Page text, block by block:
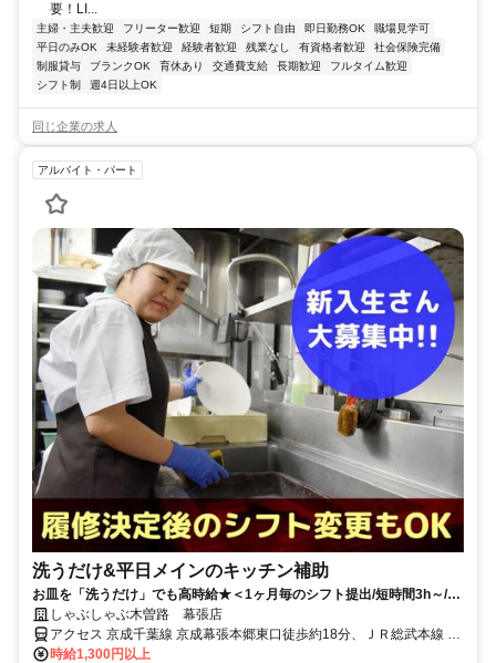
要！LI...
主婦・主夫歓迎 フリーター歓迎 短期 シフト自由 即日勤務OK
職場見学可
平日のみOK
未経験者歓迎 経験者歓迎 残業なし 有資格者歓迎
社会保険完備
制服貸与
ブランクOK 育休あり 交通費支給 長期歓迎
フルタイム歓迎
シフト制
週4日以上OK
同じ企業の求人
アルバイト・パート
洗うだけ&平日メインのキッチン補助
お皿を「洗うだけ」でも高時給★＜1ヶ月毎のシフト提出/短時間3h～/週
2日～＞
しゃぶしゃぶ木曽路 幕張店
アクセス 京成千葉線 京成幕張本郷東口徒歩約18分、ＪＲ総武本線 幕
張本郷東口徒歩約18分、京成千葉線 京成幕張徒歩約20分 幕張本郷駅
時給1,300円以上